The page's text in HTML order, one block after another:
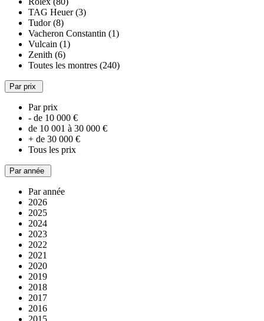
TAG Heuer (3)
Tudor (8)
Vacheron Constantin (1)
Vulcain (1)
Zenith (6)
Toutes les montres (240)
Par prix
Par prix
- de 10 000 €
de 10 001 à 30 000 €
+ de 30 000 €
Tous les prix
Par année
Par année
2026
2025
2024
2023
2022
2021
2020
2019
2018
2017
2016
2015